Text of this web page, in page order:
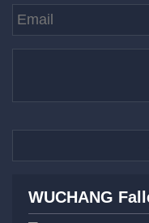
WUCHANG